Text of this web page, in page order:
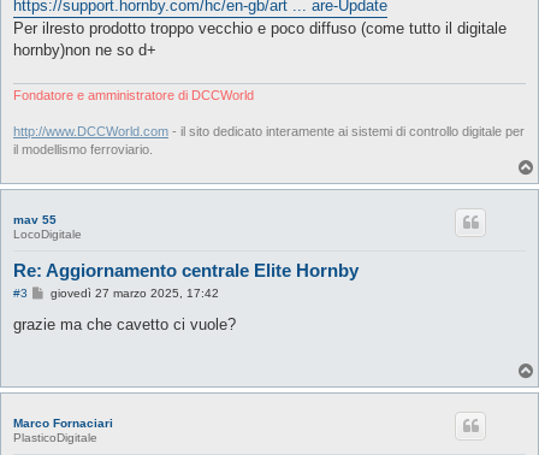
a
g
g
i
https://support.hornby.com/hc/en-gb/art ... are-Update
Per ilresto prodotto troppo vecchio e poco diffuso (come tutto il digitale
hornby)non ne so d+
Fondatore e amministratore di DCCWorld
http://www.DCCWorld.com - il sito dedicato interamente ai sistemi di controllo digitale per
il modellismo ferroviario.
mav 55
LocoDigitale
Re: Aggiornamento centrale Elite Hornby
#3
M
s
i
giovedì 27 marzo 2025, 17:42
grazie ma che cavetto ci vuole?
Marco Fornaciari
PlasticoDigitale